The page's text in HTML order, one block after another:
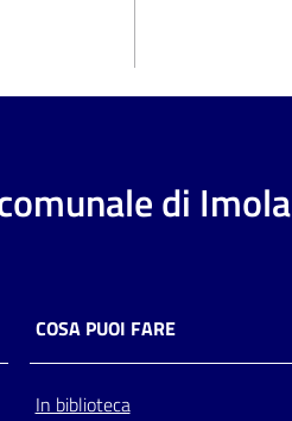
di Imola
COSA PUOI FARE
In biblioteca